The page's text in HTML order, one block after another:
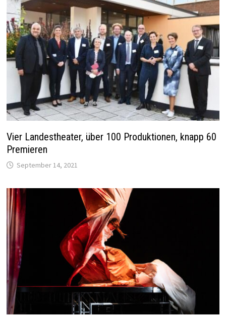
Vier Landestheater, über 100 Produktionen, knapp 60
Premieren
September 14, 2021